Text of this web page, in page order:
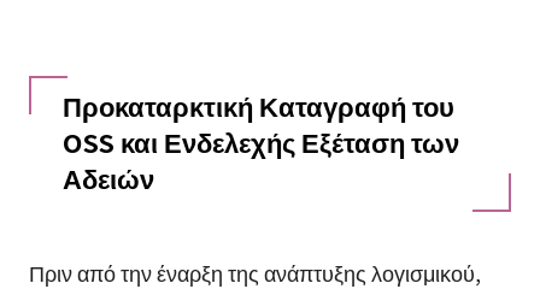
Προκαταρκτική Καταγραφή του
OSS και Ενδελεχής Εξέταση των
Αδειών
Πριν από την έναρξη της ανάπτυξης λογισμικού,